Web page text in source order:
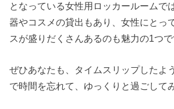
となっている女性用ロッカールームで
器やコスメの貸出もあり、女性にとっ
スが盛りだくさんあるのも魅力の1つで
ぜひあなたも、タイムスリップしたよ
で時間を忘れて、ゆっくりと過ごして